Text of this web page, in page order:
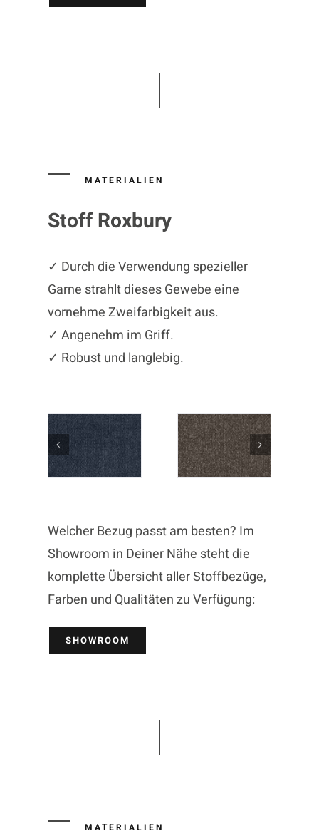
MATERIALIEN
Stoff Roxbury
✓ Durch die Verwendung spezieller
Garne strahlt dieses Gewebe eine
vornehme Zweifarbigkeit aus.
✓ Angenehm im Griff.
✓ Robust und langlebig.
Welcher Bezug passt am besten? Im
Showroom in Deiner Nähe steht die
komplette Übersicht aller Stoffbezüge,
Farben und Qualitäten zu Verfügung:
SHOWROOM
MATERIALIEN